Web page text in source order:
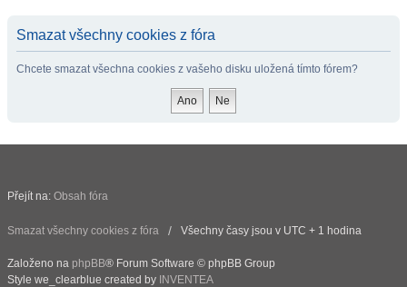
Smazat všechny cookies z fóra
Chcete smazat všechna cookies z vašeho disku uložená tímto fórem?
Přejít na: Obsah fóra
Smazat všechny cookies z fóra Všechny časy jsou v UTC + 1 hodina
Založeno na phpBB® Forum Software © phpBB Group
Style we_clearblue created by INVENTEA